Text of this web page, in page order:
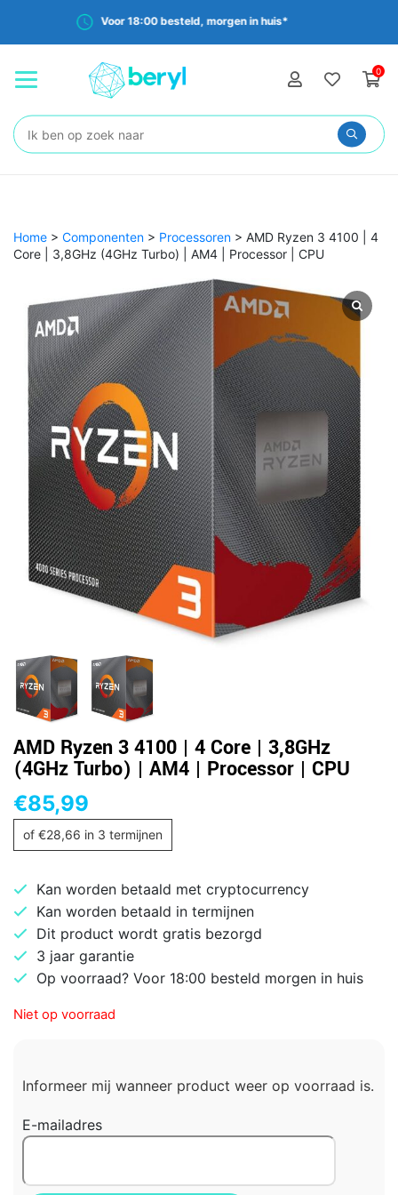
in huis* Gratis verzending
0
Zoeken:
Home > Componenten > Processoren > AMD Ryzen 3 4100 | 4
Core | 3,8GHz (4GHz Turbo) | AM4 | Processor | CPU
AMD Ryzen 3 4100 | 4 Core | 3,8GHz
(4GHz Turbo) | AM4 | Processor | CPU
€85,99
of €28,66 in 3 termijnen
Kan worden betaald met cryptocurrency
Kan worden betaald in termijnen
Dit product wordt gratis bezorgd
3 jaar garantie
Op voorraad? Voor 18:00 besteld morgen in huis
Niet op voorraad
Informeer mij wanneer product weer op voorraad is.
E-mailadres